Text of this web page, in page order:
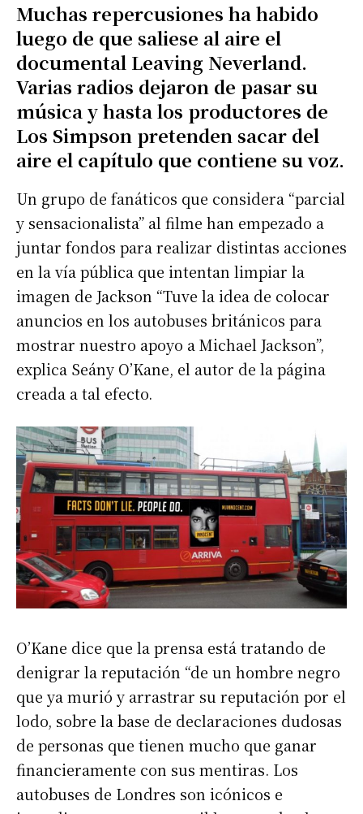
Muchas repercusiones ha habido
luego de que saliese al aire el
documental Leaving Neverland.
Varias radios dejaron de pasar su
música y hasta los productores de
Los Simpson pretenden sacar del
aire el capítulo que contiene su voz.
Un grupo de fanáticos que considera “parcial
y sensacionalista” al filme han empezado a
juntar fondos para realizar distintas acciones
en la vía pública que intentan limpiar la
imagen de Jackson “Tuve la idea de colocar
anuncios en los autobuses británicos para
mostrar nuestro apoyo a Michael Jackson”,
explica Seány O’Kane, el autor de la página
creada a tal efecto.
O’Kane dice que la prensa está tratando de
denigrar la reputación “de un hombre negro
que ya murió y arrastrar su reputación por el
lodo, sobre la base de declaraciones dudosas
de personas que tienen mucho que ganar
financieramente con sus mentiras. Los
autobuses de Londres son icónicos e